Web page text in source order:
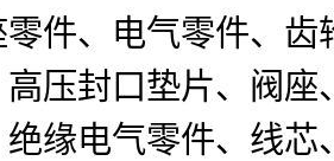
件、电气零件、
压封口垫片、阀
缘电气零件、线芯